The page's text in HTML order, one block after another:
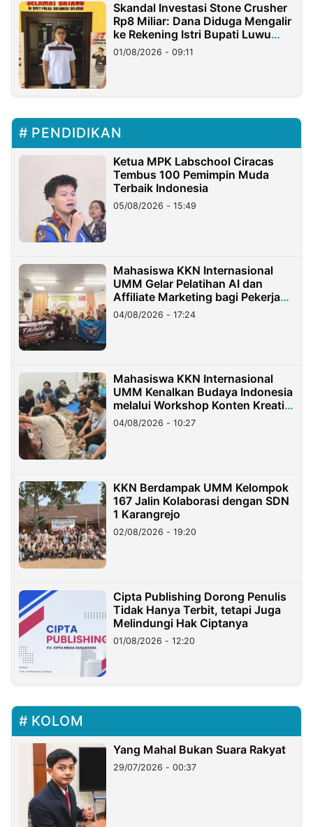
Skandal Investasi Stone Crusher
Rp8 Miliar: Dana Diduga Mengalir
ke Rekening Istri Bupati Luwu
Timur
01/08/2026 - 09:11
PENDIDIKAN
Ketua MPK Labschool Ciracas
Tembus 100 Pemimpin Muda
Terbaik Indonesia
05/08/2026 - 15:49
Mahasiswa KKN Internasional
UMM Gelar Pelatihan AI dan
Affiliate Marketing bagi Pekerja
Migran Indonesia di Taiwan
04/08/2026 - 17:24
Mahasiswa KKN Internasional
UMM Kenalkan Budaya Indonesia
melalui Workshop Konten Kreatif
di Taiwan
04/08/2026 - 10:27
KKN Berdampak UMM Kelompok
167 Jalin Kolaborasi dengan SDN
1 Karangrejo
02/08/2026 - 19:20
Cipta Publishing Dorong Penulis
Tidak Hanya Terbit, tetapi Juga
Melindungi Hak Ciptanya
01/08/2026 - 12:20
KOLOM
Yang Mahal Bukan Suara Rakyat
29/07/2026 - 00:37